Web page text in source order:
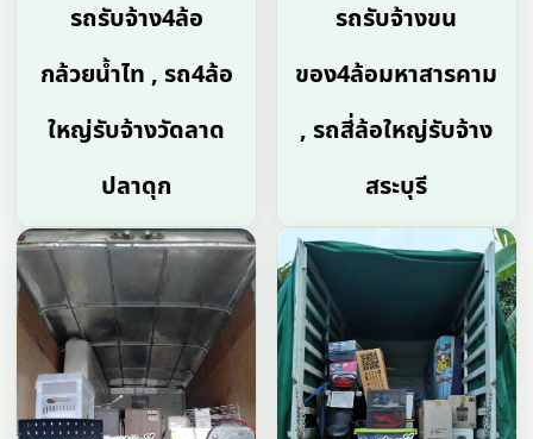
รถรับจ้าง4ล้อ
กล้วยน้ำไท , รถ4ล้อ
ใหญ่รับจ้างวัดลาด
ปลาดุก
รถรับจ้างขน
ของ4ล้อมหาสารคาม
, รถสี่ล้อใหญ่รับจ้าง
สระบุรี